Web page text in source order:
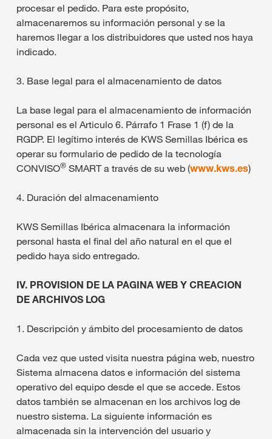
procesar el pedido. Para este propósito,
almacenaremos su información personal y se la
haremos llegar a los distribuidores que usted nos haya
indicado.
3. Base legal para el almacenamiento de datos
La base legal para el almacenamiento de información
personal es el Articulo 6. Párrafo 1 Frase 1 (f) de la
RGDP. El legítimo interés de KWS Semillas Ibérica es
operar su formulario de pedido de la tecnología
CONVISO® SMART a través de su web (www.kws.es)
4. Duración del almacenamiento
KWS Semillas Ibérica almacenara la información
personal hasta el final del año natural en el que el
pedido haya sido entregado.
IV. PROVISION DE LA PAGINA WEB Y CREACION
DE ARCHIVOS LOG
1. Descripción y ámbito del procesamiento de datos
Cada vez que usted visita nuestra página web, nuestro
Sistema almacena datos e información del sistema
operativo del equipo desde el que se accede. Estos
datos también se almacenan en los archivos log de
nuestro sistema. La siguiente información es
almacenada sin la intervención del usuario y